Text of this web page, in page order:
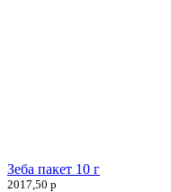
Зеба пакет 10 г
2017,50 р